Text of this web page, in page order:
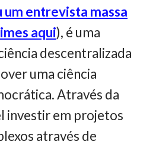
um entrevista massa
aqui), é uma
descentralizada
uma ciência
Através da
investir em projetos
através de